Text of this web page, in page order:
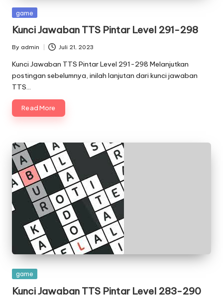
Posted
game
Kunci Jawaban TTS Pintar Level 291-298
Posted
by
By admin Juli 21, 2023
Kunci Jawaban TTS Pintar Level 291-298 Melanjutkan
postingan sebelumnya, inilah lanjutan dari kunci jawaban
TTS…
Read More
Posted
game
Kunci Jawaban TTS Pintar Level 283-290